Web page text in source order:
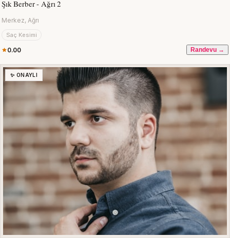
Şık Berber - Ağrı 2
Merkez, Ağrı
Saç Kesimi
0.00 Randevu →
✨ ONAYLI